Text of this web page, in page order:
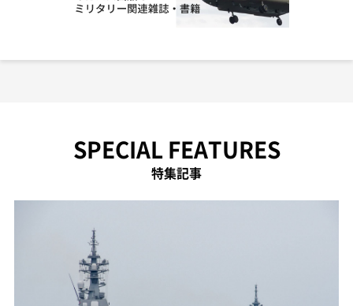
SPECIAL FEATURES
特集記事